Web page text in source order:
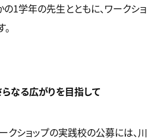
1学年の先生とともに、ワークショ
らなる広がりを目指して
クショップの実践校の公募には、川